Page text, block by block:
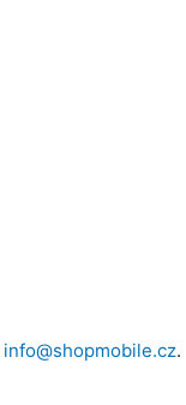
info@shopmobile.cz.